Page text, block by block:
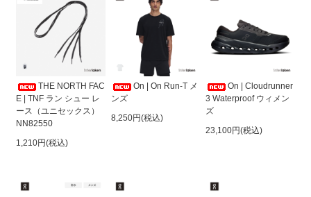
THE NORTH FAC
E | TNF ラン シュー レ
ース（ユニセックス）
NN82550
1,210円(税込)
On | On Run-T メ
ンズ
8,250円(税込)
On | Cloudrunner
3 Waterproof ウィメン
ズ
23,100円(税込)